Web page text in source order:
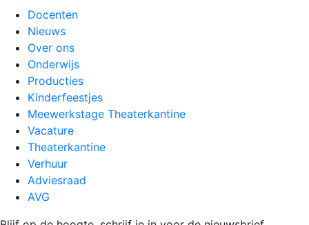
Docenten
Nieuws
Over ons
Onderwijs
Producties
Kinderfeestjes
Meewerkstage Theaterkantine
Vacature
Theaterkantine
Verhuur
Adviesraad
AVG